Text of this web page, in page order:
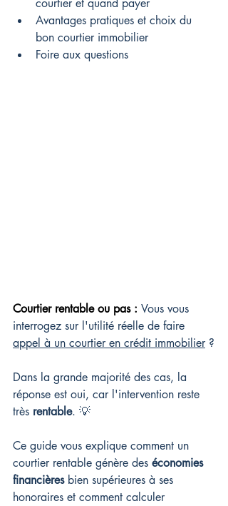
courtier et quand payer
Avantages pratiques et choix du
bon courtier immobilier
Foire aux questions
Courtier rentable ou pas : Vous vous
interrogez sur l'utilité réelle de faire
appel à un courtier en crédit immobilier ?
Dans la grande majorité des cas, la
réponse est oui, car l'intervention reste
très rentable. 💡
Ce guide vous explique comment un
courtier rentable génère des économies
financières bien supérieures à ses
honoraires et comment calculer